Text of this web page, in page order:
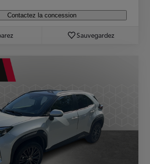
Contactez la concession
Sauvegardez